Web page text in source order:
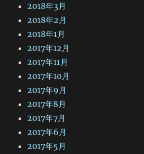
2018年3月
2018年2月
2018年1月
2017年12月
2017年11月
2017年10月
2017年9月
2017年8月
2017年7月
2017年6月
2017年5月